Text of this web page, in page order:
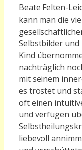
Beate Felten-
kann man die
Selbstbilder und
Kind
nachträglich
mit seinem
es tröstet und
oft einen
und verfügen
liebevoll